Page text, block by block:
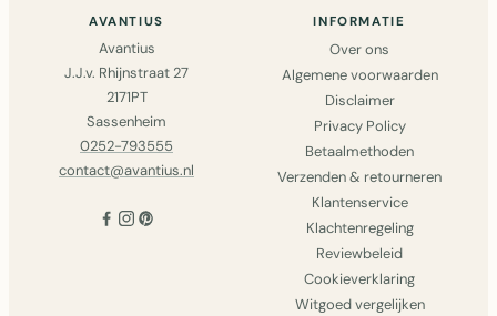
AVANTIUS
Avantius
J.J.v. Rhijnstraat 27
2171PT
Sassenheim
0252-793555
contact@avantius.nl
INFORMATIE
Over ons
Algemene voorwaarden
Disclaimer
Privacy Policy
Betaalmethoden
Verzenden & retourneren
Klantenservice
Klachtenregeling
Reviewbeleid
Cookieverklaring
Witgoed vergelijken